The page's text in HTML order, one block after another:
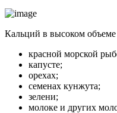
Кальций в высоком объеме
красной морской
капусте;
орехах;
семенах кунжута;
зелени;
молоке и других